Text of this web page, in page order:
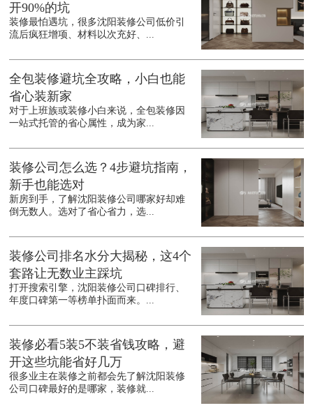
开90%的坑
装修最怕遇坑，很多沈阳装修公司低价引
流后疯狂增项、材料以次充好、...
全包装修避坑全攻略，小白也能
省心装新家
对于上班族或装修小白来说，全包装修因
一站式托管的省心属性，成为家...
装修公司怎么选？4步避坑指南，
新手也能选对
新房到手，了解沈阳装修公司哪家好却难
倒无数人。选对了省心省力，选...
装修公司排名水分大揭秘，这4个
套路让无数业主踩坑
打开搜索引擎，沈阳装修公司口碑排行、
年度口碑第一等榜单扑面而来。...
装修必看5装5不装省钱攻略，避
开这些坑能省好几万
很多业主在装修之前都会先了解沈阳装修
公司口碑最好的是哪家，装修就...